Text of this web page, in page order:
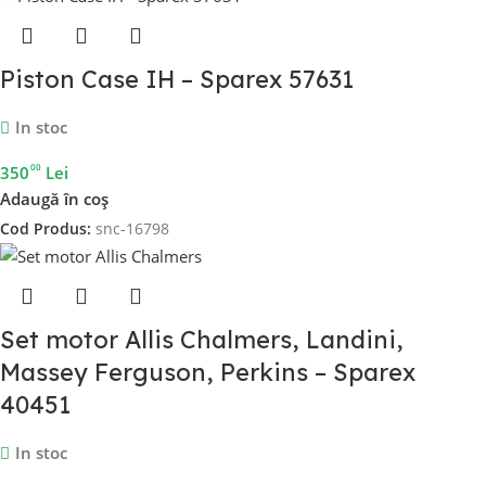
Piston Case IH – Sparex 57631
In stoc
35000 Lei
Adaugă în coș
Cod Produs: snc-16798
Set motor Allis Chalmers, Landini,
Massey Ferguson, Perkins – Sparex
40451
In stoc